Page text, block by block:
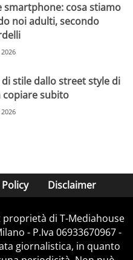
smartphone: cosa stiamo
noi adulti, secondo
stile dallo street style di
copiare subito
Disclaimer
di T-Mediahouse
- P.Iva 06933670967 -
giornalistica, in quanto